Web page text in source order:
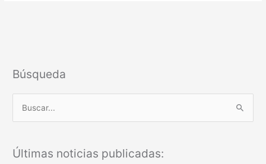
Búsqueda
c
Últimas noticias publicadas: